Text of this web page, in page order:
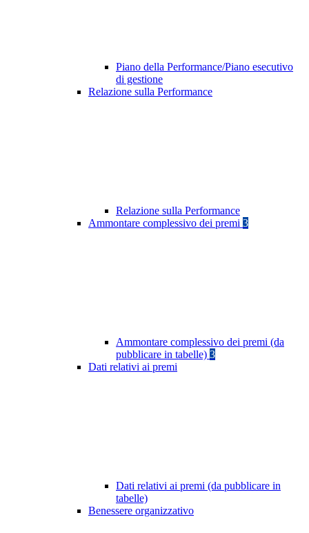
Piano della Performance/Piano esecutivo
di gestione
Relazione sulla Performance
Relazione sulla Performance
Ammontare complessivo dei premi 3
Ammontare complessivo dei premi (da
pubblicare in tabelle) 3
Dati relativi ai premi
Dati relativi ai premi (da pubblicare in
tabelle)
Benessere organizzativo